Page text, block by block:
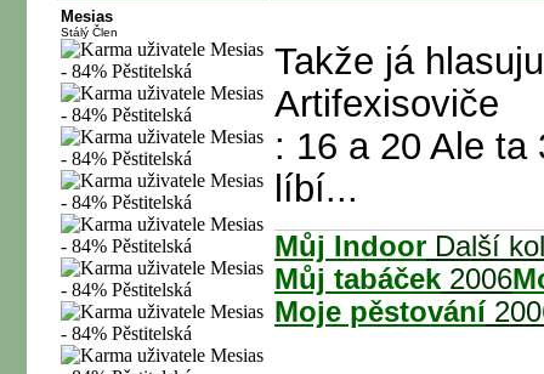
Mesias
Stálý Člen
Takže já
Artifexisoviče
: 16 a 20 Ale
líbí...
Můj Indoor Další
Můj tabáček 2006
Moje pěstování